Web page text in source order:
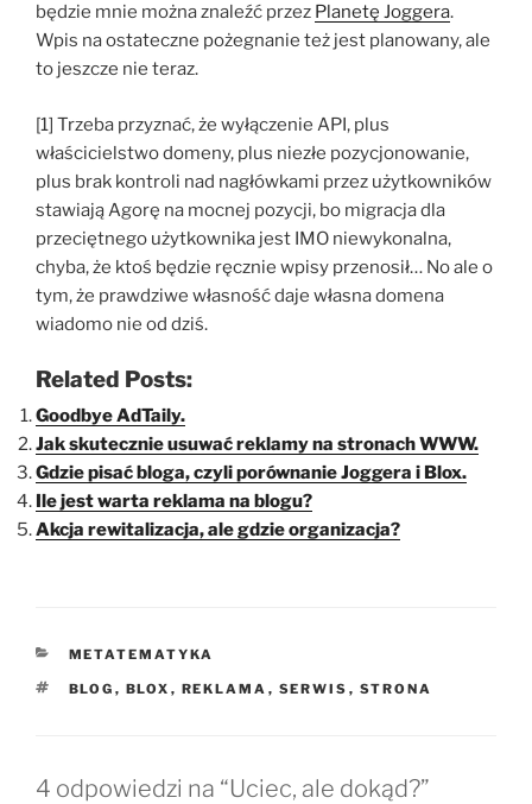
będzie mnie można znaleźć przez Planetę Joggera.
Wpis na ostateczne pożegnanie też jest planowany, ale
to jeszcze nie teraz.
[1] Trzeba przyznać, że wyłączenie API, plus
właścicielstwo domeny, plus niezłe pozycjonowanie,
plus brak kontroli nad nagłówkami przez użytkowników
stawiają Agorę na mocnej pozycji, bo migracja dla
przeciętnego użytkownika jest IMO niewykonalna,
chyba, że ktoś będzie ręcznie wpisy przenosił… No ale o
tym, że prawdziwe własność daje własna domena
wiadomo nie od dziś.
Related Posts:
Goodbye AdTaily.
Jak skutecznie usuwać reklamy na stronach WWW.
Gdzie pisać bloga, czyli porównanie Joggera i Blox.
Ile jest warta reklama na blogu?
Akcja rewitalizacja, ale gdzie organizacja?
KATEGORIE
METATEMATYKA
TAGI
BLOG , BLOX , REKLAMA , SERWIS , STRONA
4 odpowiedzi na “Uciec, ale dokąd?”